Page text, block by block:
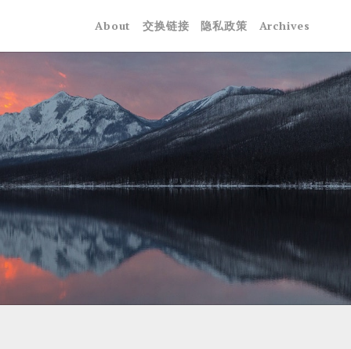
About 交换链接 隐私政策 Archives